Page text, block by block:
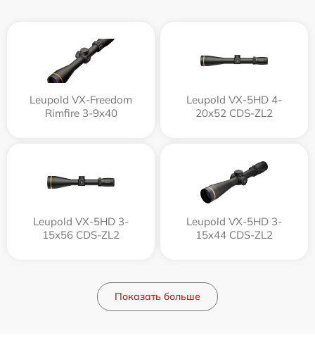
Leupold VX-Freedom
Rimfire 3-9x40
Leupold VX-5HD 4-
20x52 CDS-ZL2
Leupold VX-5HD 3-
15x56 CDS-ZL2
Leupold VX-5HD 3-
15x44 CDS-ZL2
Показать больше